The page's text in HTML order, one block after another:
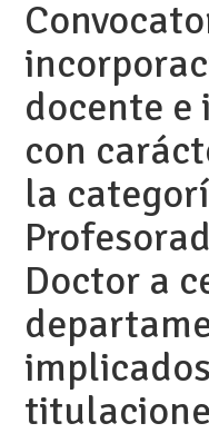
docente e
con
la
Doctor a